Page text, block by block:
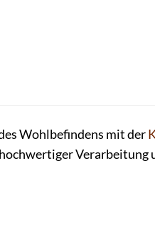
Wohlbefindens mit der
Verarbeitung